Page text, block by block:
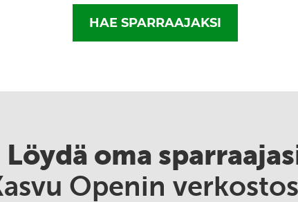
HAE SPARRAAJAKSI
Löydä oma
Openin